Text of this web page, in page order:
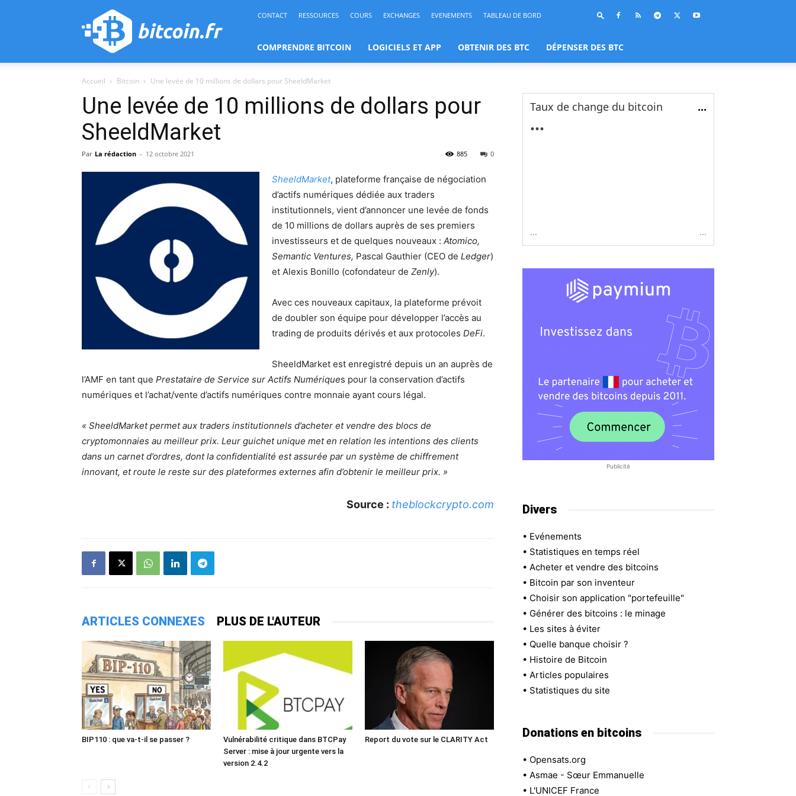
bitcoin.fr
CONTACT RESSOURCES COURS EXCHANGES EVENEMENTS TABLEAU DE BORD
COMPRENDRE BITCOIN LOGICIELS ET APP OBTENIR DES BTC DÉPENSER DES BTC
Accueil Bitcoin Une levée de 10 millions de dollars pour SheeldMarket
Une levée de 10 millions de dollars pour
SheeldMarket
Par La rédaction - 12 octobre 2021 0
885
SheeldMarket, plateforme française de négociation
d’actifs numériques dédiée aux traders
institutionnels, vient d’annoncer une levée de fonds
de 10 millions de dollars auprès de ses premiers
investisseurs et de quelques nouveaux : Atomico,
Semantic Ventures, Pascal Gauthier (CEO de Ledger)
et Alexis Bonillo (cofondateur de Zenly).
Avec ces nouveaux capitaux, la plateforme prévoit
de doubler son équipe pour développer l’accès au
trading de produits dérivés et aux protocoles DeFi.
SheeldMarket est enregistré depuis un an auprès de
l’AMF en tant que Prestataire de Service sur Actifs Numériques pour la conservation d’actifs
numériques et l’achat/vente d’actifs numériques contre monnaie ayant cours légal.
« SheeldMarket permet aux traders institutionnels d’acheter et vendre des blocs de
cryptomonnaies au meilleur prix. Leur guichet unique met en relation les intentions des clients
dans un carnet d’ordres, dont la confidentialité est assurée par un système de chiffrement
innovant, et route le reste sur des plateformes externes afin d’obtenir le meilleur prix. »
Source : theblockcrypto.com
ARTICLES CONNEXES PLUS DE L'AUTEUR
BIP110 : que va-t-il se passer ?
Vulnérabilité critique dans BTCPay
Server : mise à jour urgente vers la
version 2.4.2
Report du vote sur le CLARITY Act
Taux de change du bitcoin ...
...
... ...
Publicité
Divers
• Evénements
• Statistiques en temps réel
• Acheter et vendre des bitcoins
• Bitcoin par son inventeur
• Choisir son application "portefeuille"
• Générer des bitcoins : le minage
• Les sites à éviter
• Quelle banque choisir ?
• Histoire de Bitcoin
• Articles populaires
• Statistiques du site
Donations en bitcoins
• Opensats.org
• Asmae - Sœur Emmanuelle
• L'UNICEF France